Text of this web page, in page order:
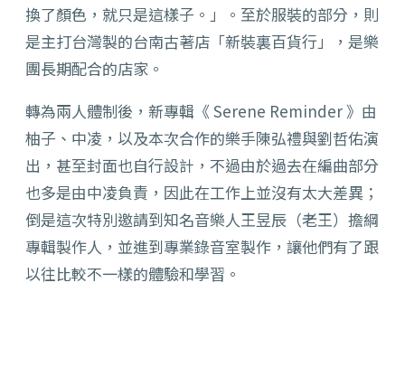
換了顏色，就只是這樣子。」。至於服裝的部分，則
是主打台灣製的台南古著店「新裝裏百貨行」，是樂
團長期配合的店家。
轉為兩人體制後，新專輯《 Serene Reminder 》由
柚子、中凌，以及本次合作的樂手陳弘禮與劉哲佑演
出，甚至封面也自行設計，不過由於過去在編曲部分
也多是由中凌負責，因此在工作上並沒有太大差異；
倒是這次特別邀請到知名音樂人王昱辰（老王）擔綱
專輯製作人，並進到專業錄音室製作，讓他們有了跟
以往比較不一樣的體驗和學習。